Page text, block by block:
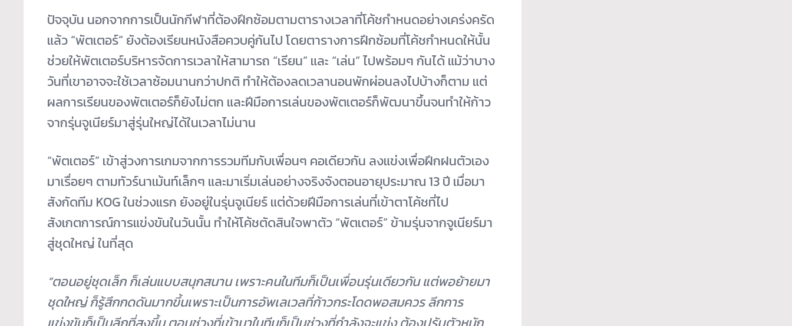
ปัจจุบัน นอกจากการเป็นนักกีฬาที่ต้องฝึกซ้อมตามตารางเวลาที่โค้ชกำหนดอย่างเคร่งครัด
แล้ว “พัตเตอร์” ยังต้องเรียนหนังสือควบคู่กันไป โดยตารางการฝึกซ้อมที่โค้ชกำหนดให้นั้น
ช่วยให้พัตเตอร์บริหารจัดการเวลาให้สามารถ “เรียน” และ “เล่น” ไปพร้อมๆ กันได้ แม้ว่าบาง
วันที่เขาอาจจะใช้เวลาซ้อมนานกว่าปกติ ทำให้ต้องลดเวลานอนพักผ่อนลงไปบ้างก็ตาม แต่
ผลการเรียนของพัตเตอร์ก็ยังไม่ตก และฝีมือการเล่นของพัตเตอร์ก็พัฒนาขึ้นจนทำให้ก้าว
จากรุ่นจูเนียร์มาสู่รุ่นใหญ่ได้ในเวลาไม่นาน
“พัตเตอร์” เข้าสู่วงการเกมจากการรวมทีมกับเพื่อนๆ คอเดียวกัน ลงแข่งเพื่อฝึกฝนตัวเอง
มาเรื่อยๆ ตามทัวร์นาเม้นท์เล็กๆ และมาเริ่มเล่นอย่างจริงจังตอนอายุประมาณ 13 ปี เมื่อมา
สังกัดทีม KOG ในช่วงแรก ยังอยู่ในรุ่นจูเนียร์ แต่ด้วยฝีมือการเล่นที่เข้าตาโค้ชที่ไป
สังเกตการณ์การแข่งขันในวันนั้น ทำให้โค้ชตัดสินใจพาตัว “พัตเตอร์” ข้ามรุ่นจากจูเนียร์มา
สู่ชุดใหญ่ ในที่สุด
“ตอนอยู่ชุดเล็ก ก็เล่นแบบสนุกสนาน เพราะคนในทีมก็เป็นเพื่อนรุ่นเดียวกัน แต่พอย้ายมา
ชุดใหญ่ ก็รู้สึกกดดันมากขึ้นเพราะเป็นการอัพเลเวลที่ก้าวกระโดดพอสมควร ลีกการ